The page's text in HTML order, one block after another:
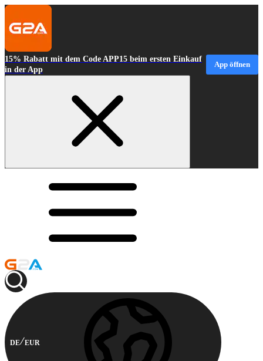
15% Rabatt mit dem Code APP15 beim ersten Einkauf
in der App
App öffnen
DE EUR